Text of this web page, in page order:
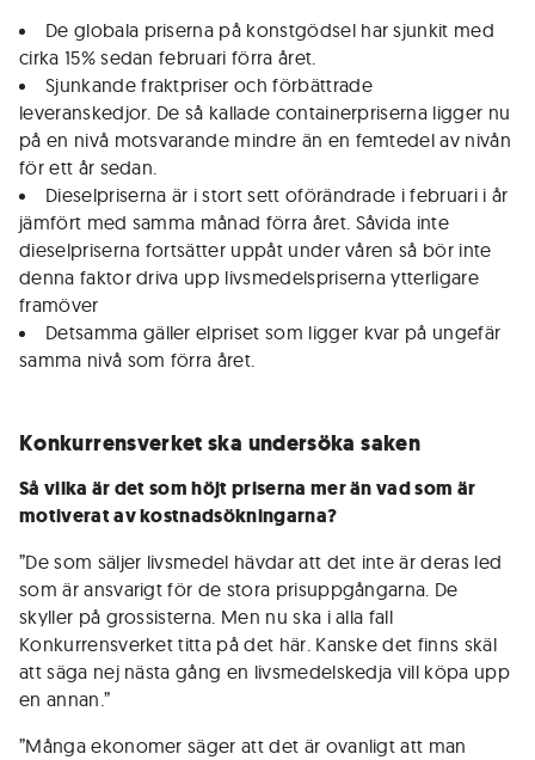
De globala priserna på konstgödsel har sjunkit med
cirka 15% sedan februari förra året.
Sjunkande fraktpriser och förbättrade
leveranskedjor. De så kallade containerpriserna ligger nu
på en nivå motsvarande mindre än en femtedel av nivån
för ett år sedan.
Dieselpriserna är i stort sett oförändrade i februari i år
jämfört med samma månad förra året. Såvida inte
dieselpriserna fortsätter uppåt under våren så bör inte
denna faktor driva upp livsmedelspriserna ytterligare
framöver
Detsamma gäller elpriset som ligger kvar på ungefär
samma nivå som förra året.
Konkurrensverket ska undersöka saken
Så vilka är det som höjt priserna mer än vad som är
motiverat av kostnadsökningarna?
”De som säljer livsmedel hävdar att det inte är deras led
som är ansvarigt för de stora prisuppgångarna. De
skyller på grossisterna. Men nu ska i alla fall
Konkurrensverket titta på det här. Kanske det finns skäl
att säga nej nästa gång en livsmedelskedja vill köpa upp
en annan.”
”Många ekonomer säger att det är ovanligt att man